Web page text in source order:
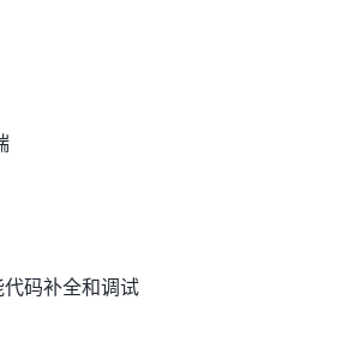
码补全和调试